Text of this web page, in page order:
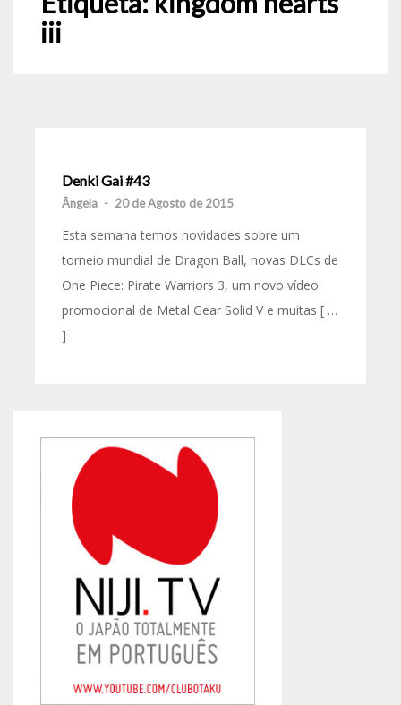
iii
Denki Gai #43
Ângela - 20 de Agosto de 2015
Esta semana temos novidades sobre um
torneio mundial de Dragon Ball, novas DLCs de
One Piece: Pirate Warriors 3, um novo vídeo
promocional de Metal Gear Solid V e muitas [ …
]